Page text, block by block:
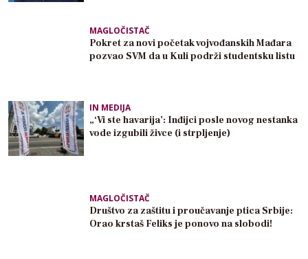
MAGLOČISTAČ
Pokret za novi početak vojvođanskih Mađara
pozvao SVM da u Kuli podrži studentsku listu
IN MEDIJA
„‘Vi ste havarija’: Inđijci posle novog nestanka
vode izgubili živce (i strpljenje)
MAGLOČISTAČ
Društvo za zaštitu i proučavanje ptica Srbije:
Orao krstaš Feliks je ponovo na slobodi!